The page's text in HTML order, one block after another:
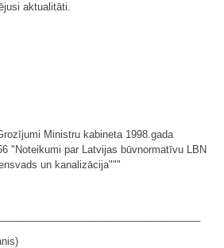
aktualitāti.
Ministru kabineta 1998.gada
"Noteikumi par Latvijas būvnormatīvu LBN
un kanalizācija"""